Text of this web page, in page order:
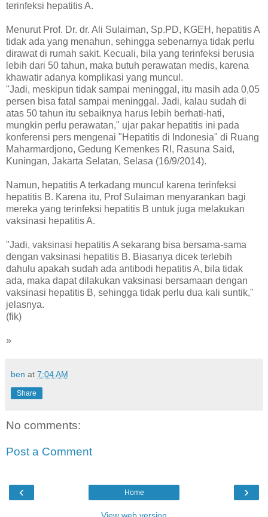
terinfeksi hepatitis A.
Menurut Prof. Dr. dr. Ali Sulaiman, Sp.PD, KGEH, hepatitis A
tidak ada yang menahun, sehingga sebenarnya tidak perlu
dirawat di rumah sakit. Kecuali, bila yang terinfeksi berusia
lebih dari 50 tahun, maka butuh perawatan medis, karena
khawatir adanya komplikasi yang muncul.
"Jadi, meskipun tidak sampai meninggal, itu masih ada 0,05
persen bisa fatal sampai meninggal. Jadi, kalau sudah di
atas 50 tahun itu sebaiknya harus lebih berhati-hati,
mungkin perlu perawatan," ujar pakar hepatitis ini pada
konferensi pers mengenai "Hepatitis di Indonesia" di Ruang
Maharmardjono, Gedung Kemenkes RI, Rasuna Said,
Kuningan, Jakarta Selatan, Selasa (16/9/2014).
Namun, hepatitis A terkadang muncul karena terinfeksi
hepatitis B. Karena itu, Prof Sulaiman menyarankan bagi
mereka yang terinfeksi hepatitis B untuk juga melakukan
vaksinasi hepatitis A.
"Jadi, vaksinasi hepatitis A sekarang bisa bersama-sama
dengan vaksinasi hepatitis B. Biasanya dicek terlebih
dahulu apakah sudah ada antibodi hepatitis A, bila tidak
ada, maka dapat dilakukan vaksinasi bersamaan dengan
vaksinasi hepatitis B, sehingga tidak perlu dua kali suntik,"
jelasnya.
(fik)
»
ben at 7:04 AM
Share
No comments:
Post a Comment
‹ ›
Home